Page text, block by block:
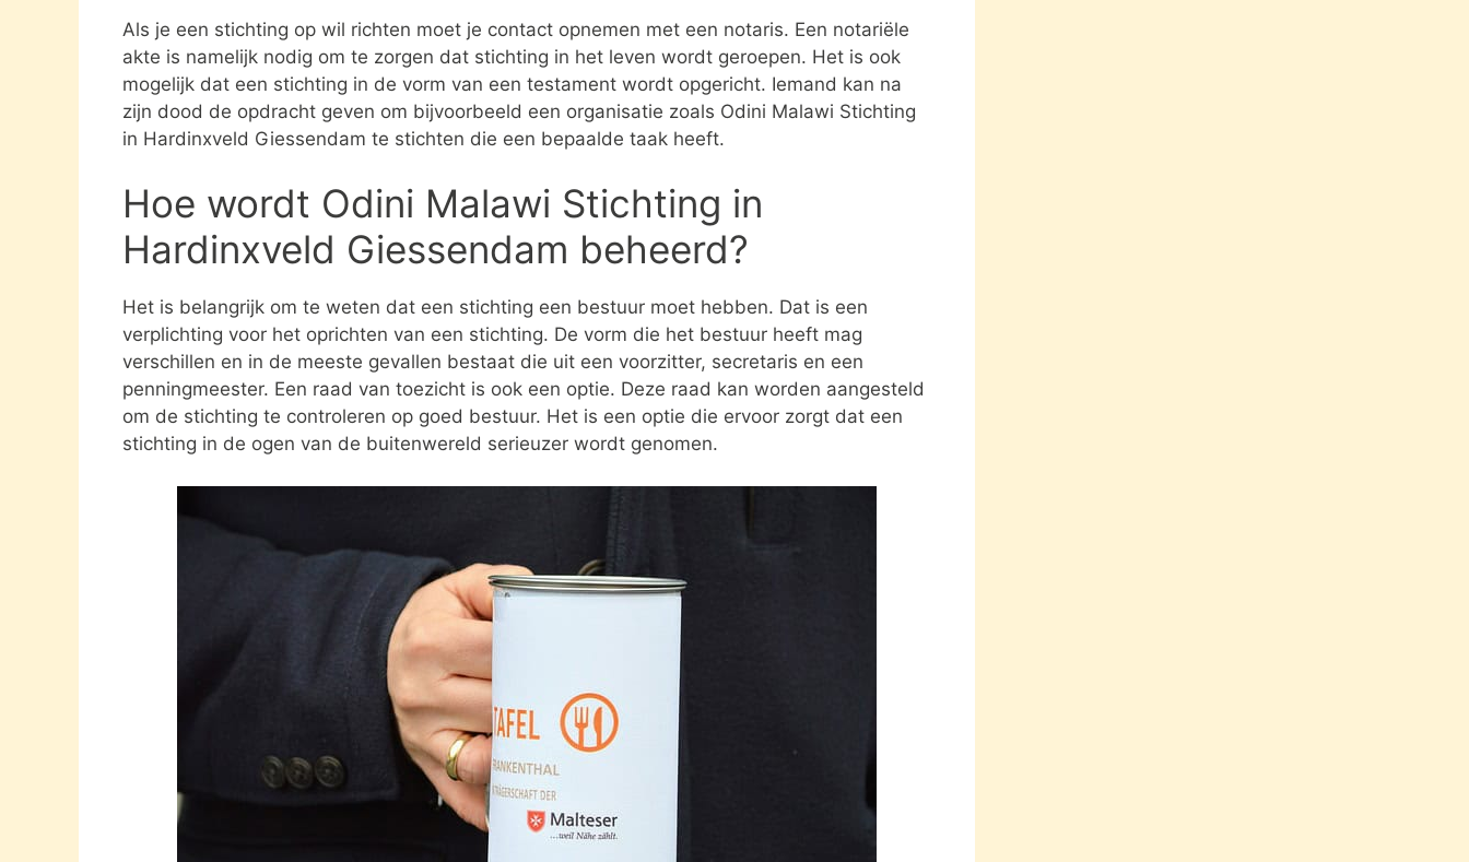
Als je een stichting op wil richten moet je contact opnemen met een notaris. Een notariële
akte is namelijk nodig om te zorgen dat stichting in het leven wordt geroepen. Het is ook
mogelijk dat een stichting in de vorm van een testament wordt opgericht. Iemand kan na
zijn dood de opdracht geven om bijvoorbeeld een organisatie zoals Odini Malawi Stichting
in Hardinxveld Giessendam te stichten die een bepaalde taak heeft.
Hoe wordt Odini Malawi Stichting in
Hardinxveld Giessendam beheerd?
Het is belangrijk om te weten dat een stichting een bestuur moet hebben. Dat is een
verplichting voor het oprichten van een stichting. De vorm die het bestuur heeft mag
verschillen en in de meeste gevallen bestaat die uit een voorzitter, secretaris en een
penningmeester. Een raad van toezicht is ook een optie. Deze raad kan worden aangesteld
om de stichting te controleren op goed bestuur. Het is een optie die ervoor zorgt dat een
stichting in de ogen van de buitenwereld serieuzer wordt genomen.